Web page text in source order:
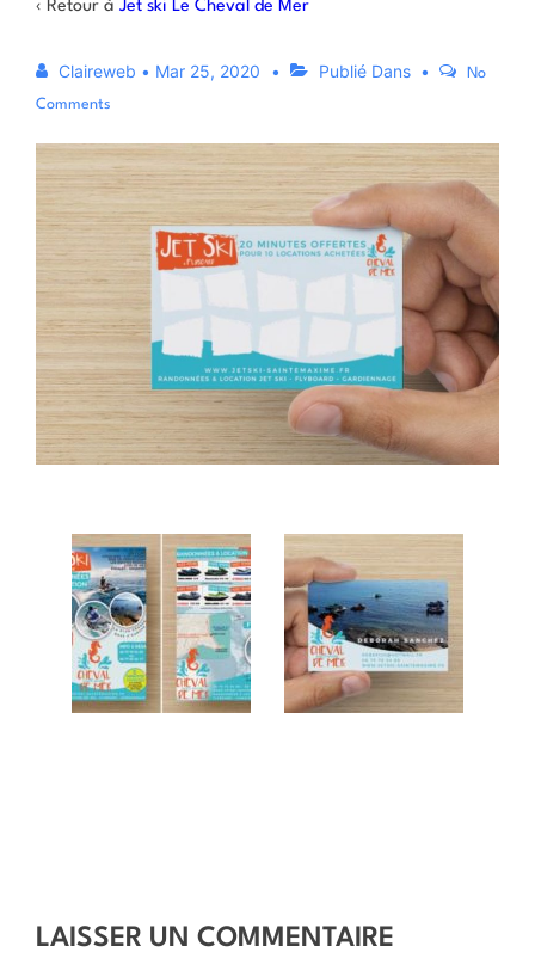
‹ Retour à Jet ski Le Cheval de Mer
Claireweb • Mar 25, 2020 Publié Dans
No
Comments
LAISSER UN COMMENTAIRE